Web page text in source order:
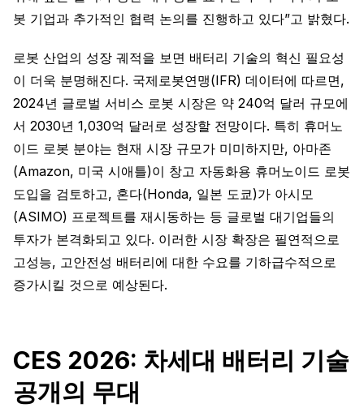
봇 기업과 추가적인 협력 논의를 진행하고 있다”고 밝혔다.
로봇 산업의 성장 궤적을 보면 배터리 기술의 혁신 필요성
이 더욱 분명해진다. 국제로봇연맹(IFR) 데이터에 따르면,
2024년 글로벌 서비스 로봇 시장은 약 240억 달러 규모에
서 2030년 1,030억 달러로 성장할 전망이다. 특히 휴머노
이드 로봇 분야는 현재 시장 규모가 미미하지만, 아마존
(Amazon, 미국 시애틀)이 창고 자동화용 휴머노이드 로봇
도입을 검토하고, 혼다(Honda, 일본 도쿄)가 아시모
(ASIMO) 프로젝트를 재시동하는 등 글로벌 대기업들의
투자가 본격화되고 있다. 이러한 시장 확장은 필연적으로
고성능, 고안전성 배터리에 대한 수요를 기하급수적으로
증가시킬 것으로 예상된다.
CES 2026: 차세대 배터리 기술
공개의 무대